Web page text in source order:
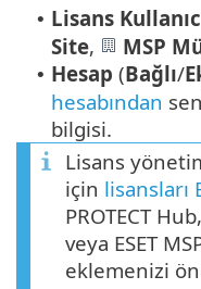
• Lisans
Site, MSP
• Hesap (Bağlı/
hesabından
bilgisi.
Lisans
için lisansları
PROTECT
veya ESET
eklemenizi